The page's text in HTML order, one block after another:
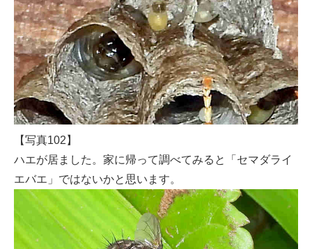
【写真102】
ハエが居ました。家に帰って調べてみると「セマダライ
エバエ」ではないかと思います。